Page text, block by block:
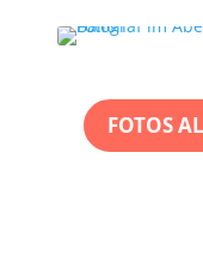
FOTOS